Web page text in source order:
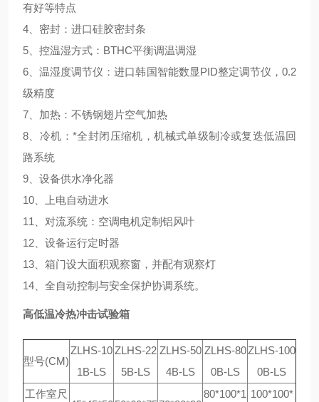
有好等特点
4、密封：进口硅胶密封条
5、控温湿方式：BTHC平衡调温调湿
6、温湿度调节仪：进口韩国智能数显PID整定调节仪，0.2
级精度
7、加热：不锈钢翅片空气加热
8、冷机：*全封闭压缩机，机械式单级制冷或复迭低温回
路系统
9、设备供水净化器
10、上电自动进水
11、对流系统：空调电机定制铝风叶
12、设备运行定时器
13、箱门设大面积观察窗，并配有观察灯
14、全自动控制与安全保护协调系统。
高低温冷热冲击试验箱
型号(CM)
ZLHS-10
1B-LS
ZLHS-22
5B-LS
ZLHS-50
4B-LS
ZLHS-80
0B-LS
ZLHS-100
0B-LS
工作室尺
80*100*1 100*100*